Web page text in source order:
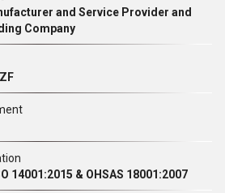
and Service Provider and
Company
14001:2015 & OHSAS 18001:2007